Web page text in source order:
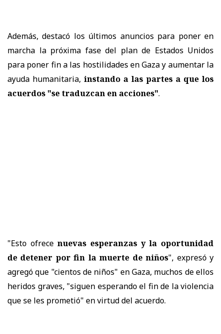
Además, destacó los últimos anuncios para poner en
marcha la próxima fase del plan de Estados Unidos
para poner fin a las hostilidades en Gaza y aumentar la
ayuda humanitaria, instando a las partes a que los
acuerdos "se traduzcan en acciones".
"Esto ofrecenuevas esperanzas y la oportunidad
de detener por fin la muerte de niños", expresó y
agregó que "cientos de niños" en Gaza, muchos de ellos
heridos graves, "siguen esperando el fin de la violencia
que se les prometió" en virtud del acuerdo.